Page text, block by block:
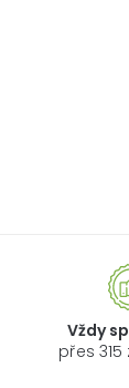
Vždy
přes